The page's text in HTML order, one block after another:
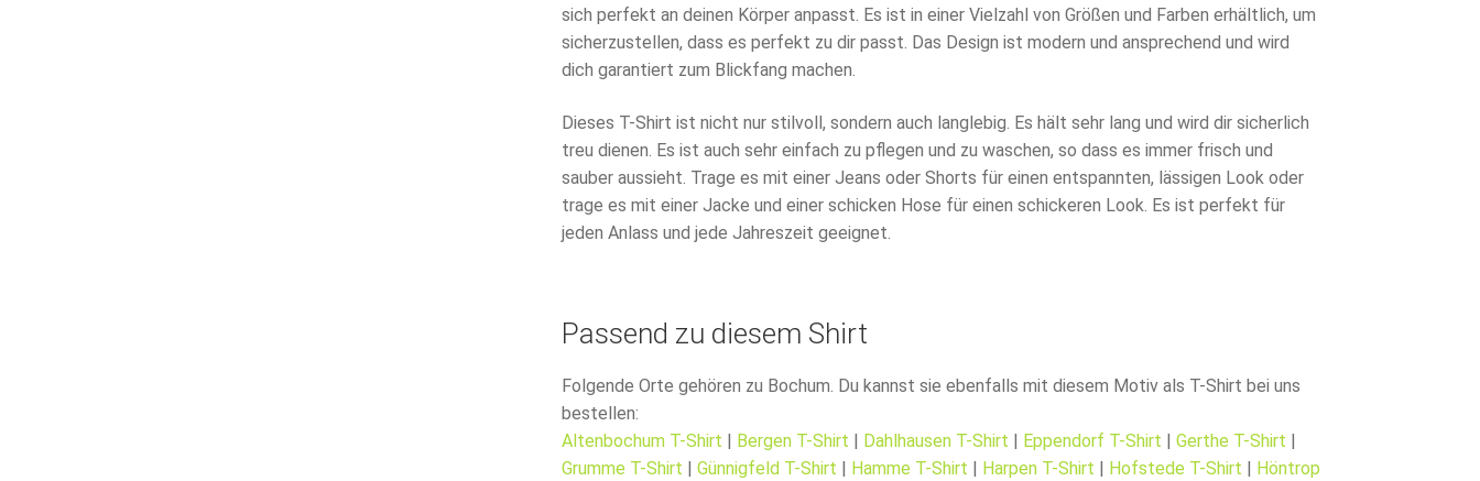
sich perfekt an deinen Körper anpasst. Es ist in einer Vielzahl von Größen und Farben erhältlich, um
sicherzustellen, dass es perfekt zu dir passt. Das Design ist modern und ansprechend und wird
dich garantiert zum Blickfang machen.
Dieses T-Shirt ist nicht nur stilvoll, sondern auch langlebig. Es hält sehr lang und wird dir sicherlich
treu dienen. Es ist auch sehr einfach zu pflegen und zu waschen, so dass es immer frisch und
sauber aussieht. Trage es mit einer Jeans oder Shorts für einen entspannten, lässigen Look oder
trage es mit einer Jacke und einer schicken Hose für einen schickeren Look. Es ist perfekt für
jeden Anlass und jede Jahreszeit geeignet.
Passend zu diesem Shirt
Folgende Orte gehören zu Bochum. Du kannst sie ebenfalls mit diesem Motiv als T-Shirt bei uns
bestellen:
Altenbochum T-Shirt | Bergen T-Shirt | Dahlhausen T-Shirt | Eppendorf T-Shirt |Gerthe T-Shirt |
Grumme T-Shirt |Günnigfeld T-Shirt | Hamme T-Shirt | Harpen T-Shirt | Hofstede T-Shirt | Höntrop